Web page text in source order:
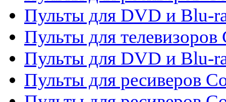
Пульты для DVD и Blu-
Пульты для телевизоров
Пульты для DVD и Blu-
Пульты для ресиверов